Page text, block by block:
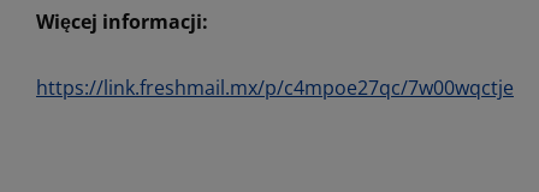
Więcej informacji:
https://link.freshmail.mx/p/c4mpoe27qc/7w00wqctje